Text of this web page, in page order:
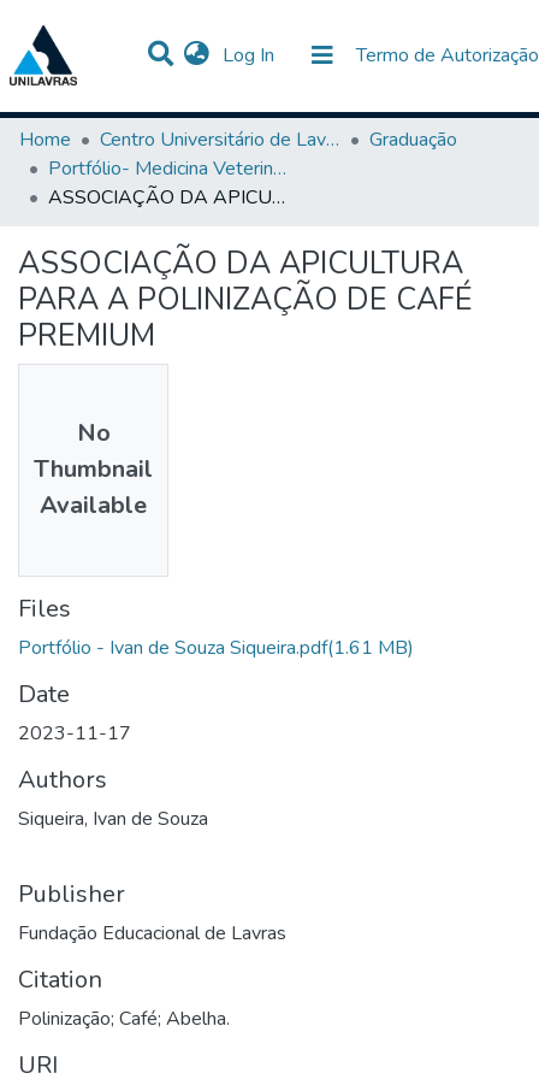
Log In (current) Termo de Autorização
Statistics
Communities & Collections
All of DSpace
Home
Centro Universitário de Lavras-UNILAVRAS
Graduação
Portfólio- Medicina Veterinária
ASSOCIAÇÃO DA APICULTURA PARA A POLINIZAÇÃO DE CAFÉ PREMIUM
ASSOCIAÇÃO DA APICULTURA
PARA A POLINIZAÇÃO DE CAFÉ
PREMIUM
No
Thumbnail
Available
Files
Portfólio - Ivan de Souza Siqueira.pdf(1.61 MB)
Date
2023-11-17
Authors
Siqueira, Ivan de Souza
Publisher
Fundação Educacional de Lavras
Citation
Polinização; Café; Abelha.
URI